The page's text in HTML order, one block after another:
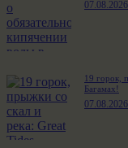
07.08.2026
19 горок,
Багамах!
07.08.2026